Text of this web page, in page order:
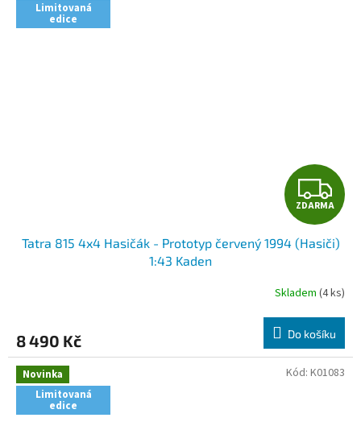
Limitovaná
edice
Z
D
A
R
M
A
ZDARMA
Tatra 815 4x4 Hasičák - Prototyp červený 1994 (Hasiči)
1:43 Kaden
Skladem (4 ks)
8 490 Kč Do košíku
Novinka
Limitovaná
edice
Kód: K01083